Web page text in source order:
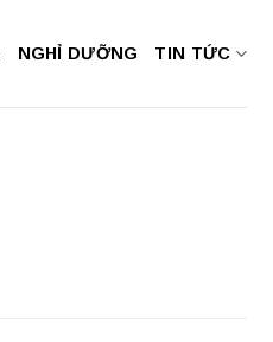
NGHỈ DƯỠNG TIN TỨC